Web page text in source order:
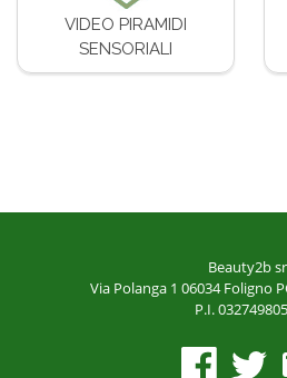
VIDEO PIRAMIDI
SENSORIALI
Beauty2b
Via Polanga 1 06034 Foligno
P.I.